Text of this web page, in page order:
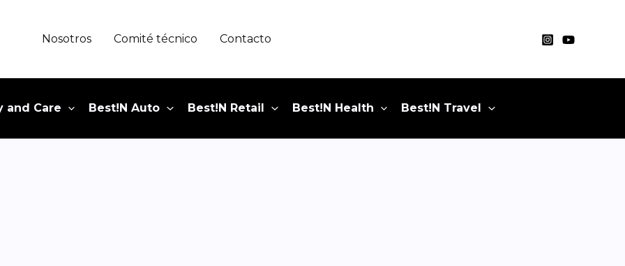
Nosotros Comité técnico Contacto
and Care Best!N Auto Best!N Retail Best!N Health Best!N Travel